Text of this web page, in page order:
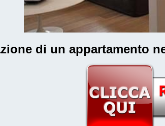
di un appartamento